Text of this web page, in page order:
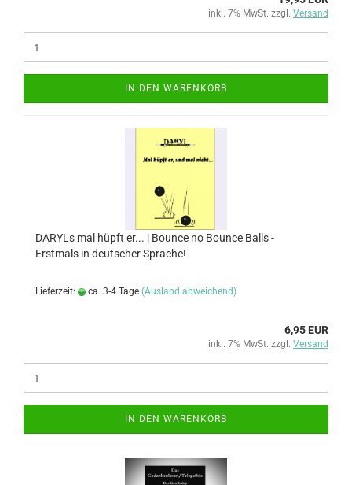
inkl. 7% MwSt. zzgl. Versand
IN DEN WARENKORB
DARYLs mal hüpft er... | Bounce no Bounce Balls -
Erstmals in deutscher Sprache!
Lieferzeit: ca. 3-4 Tage (Ausland abweichend)
6,95 EUR
inkl. 7% MwSt. zzgl. Versand
IN DEN WARENKORB